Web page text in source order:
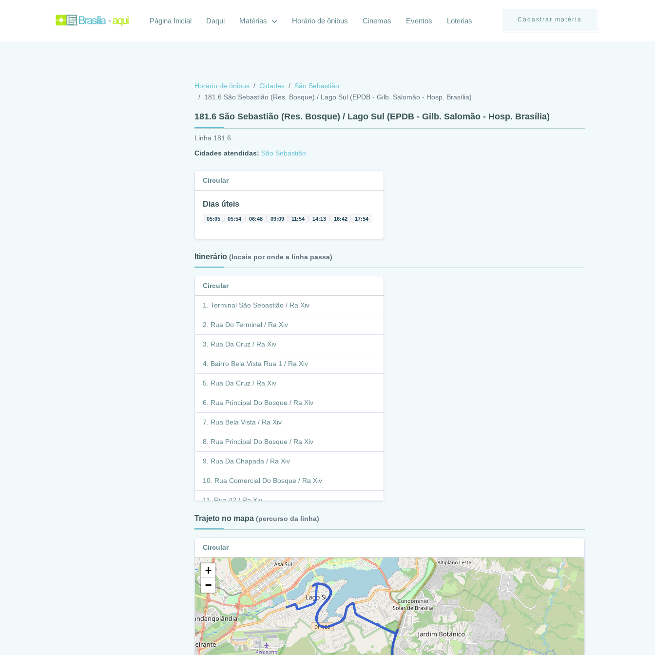
Cadastrar matéria
Página Inicial Daqui Matérias Horário de ônibus Cinemas Eventos Loterias
Horário de ônibus Cidades
São Sebastião
181.6 São Sebastião (Res. Bosque) / Lago Sul (EPDB - Gilb. Salomão - Hosp. Brasília)
181.6 São Sebastião (Res. Bosque) / Lago Sul (EPDB - Gilb. Salomão - Hosp. Brasília)
Linha 181.6
Cidades atendidas: São Sebastião
Circular
Dias úteis
05:05 05:54 06:48 09:09 11:54 14:13 16:42 17:54
Itinerário (locais por onde a linha passa)
Circular
Terminal São Sebastião / Ra Xiv
Rua Do Terminal / Ra Xiv
Rua Da Cruz / Ra Xiv
Bairro Bela Vista Rua 1 / Ra Xiv
Rua Da Cruz / Ra Xiv
Rua Principal Do Bosque / Ra Xiv
Rua Bela Vista / Ra Xiv
Rua Principal Do Bosque / Ra Xiv
Rua Da Chapada / Ra Xiv
Rua Comercial Do Bosque / Ra Xiv
Rua 42 / Ra Xiv
Rua Comercial Do Bosque / Ra Xiv
Rua Do Terminal / Ra Xiv
Avenida Central / Ra Xiv
Rua 10 / Ra Xiv
Avenida Central / Ra Xiv
Acesso A Rua Marginal De Agudo / Ra Xiv
Avenida Central / Ra Xiv
Trajeto no mapa (percurso da linha)
Circular
+
−